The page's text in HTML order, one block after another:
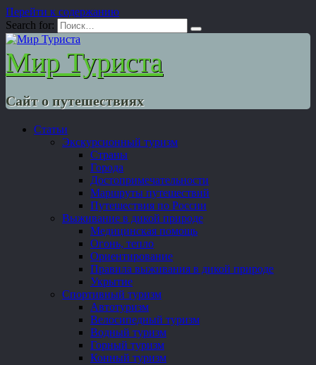
Перейти к содержанию
Search for:
Мир Туриста
Сайт о путешествиях
Статьи
Экскурсионный туризм
Страны
Города
Достопримечательности
Маршруты путешествий
Путешествия по России
Выживание в дикой природе
Медицинская помощь
Огонь, тепло
Ориентирование
Правила выживания в дикой природе
Укрытие
Спортивный туризм
Автотуризм
Велосипедный туризм
Водный туризм
Горный туризм
Конный туризм